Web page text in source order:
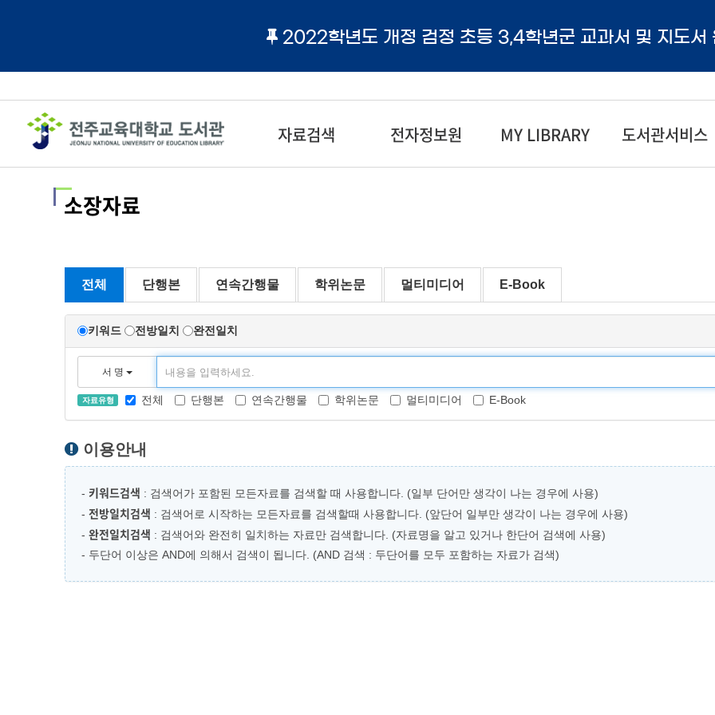
2022학년도 개정 검정 초등 3,4학년군 교과서 및 지도서
자료검색 전자정보원 MY LIBRARY 도서관서비스
소장자료
전체 단행본 연속간행물 학위논문 멀티미디어 E-Book
키워드 전방일치 완전일치
서 명
자료유형 전체 단행본 연속간행물 학위논문 멀티미디어 E-Book
이용안내
- 키워드검색 : 검색어가 포함된 모든자료를 검색할 때 사용합니다. (일부 단어만 생각이 나는 경우에 사용)
- 전방일치검색 : 검색어로 시작하는 모든자료를 검색할때 사용합니다. (앞단어 일부만 생각이 나는 경우에 사용)
- 완전일치검색 : 검색어와 완전히 일치하는 자료만 검색합니다. (자료명을 알고 있거나 한단어 검색에 사용)
- 두단어 이상은 AND에 의해서 검색이 됩니다. (AND 검색 : 두단어를 모두 포함하는 자료가 검색)